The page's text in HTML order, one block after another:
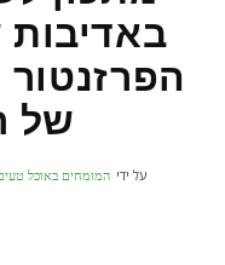
הפרזנטור
של
על ידי המומחים באוכל